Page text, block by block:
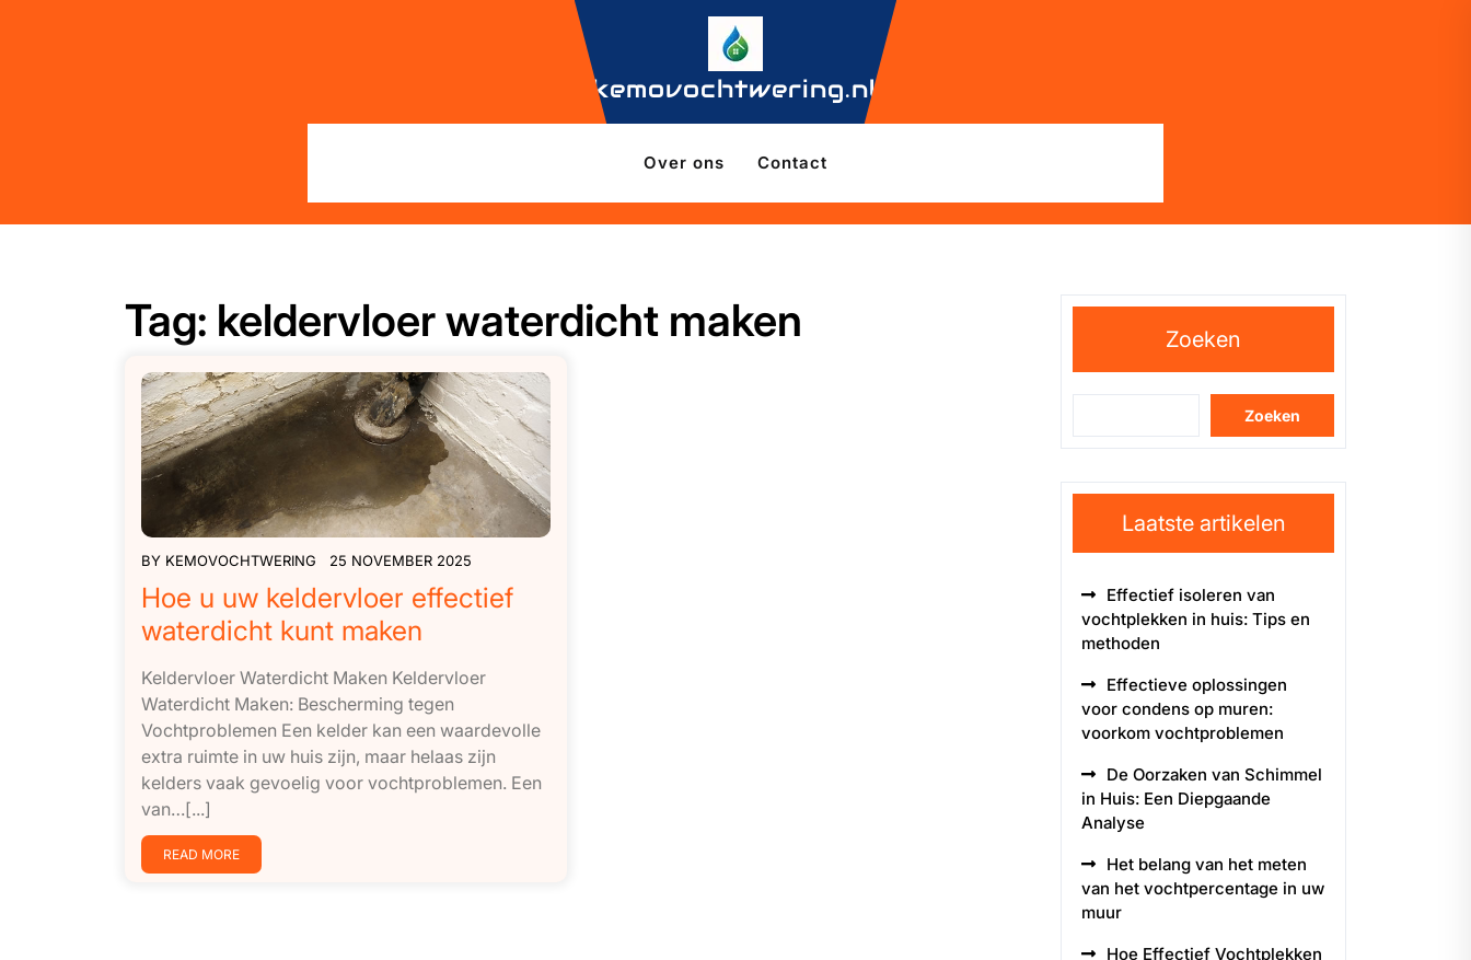
kemovochtwering.nl
Over ons Contact
Tag: keldervloer waterdicht maken
BY KEMOVOCHTWERING 25 NOVEMBER 2025
Hoe u uw keldervloer effectief
waterdicht kunt maken
Keldervloer Waterdicht Maken Keldervloer
Waterdicht Maken: Bescherming tegen
Vochtproblemen Een kelder kan een waardevolle
extra ruimte in uw huis zijn, maar helaas zijn
kelders vaak gevoelig voor vochtproblemen. Een
van…[...]
READ MORE
Zoeken
Zoeken
Laatste artikelen
Effectief isoleren van
vochtplekken in huis: Tips en
methoden
Effectieve oplossingen
voor condens op muren:
voorkom vochtproblemen
De Oorzaken van Schimmel
in Huis: Een Diepgaande
Analyse
Het belang van het meten
van het vochtpercentage in uw
muur
Hoe Effectief Vochtplekken